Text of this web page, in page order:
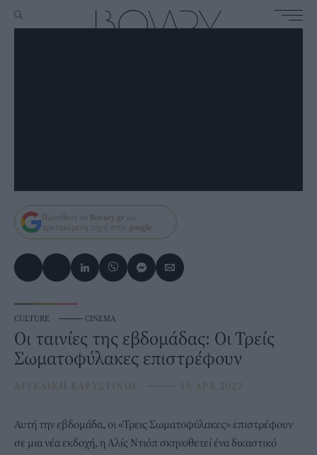
Πρόσθεσε το Bovary.gr ως
προτιμώμενη πηγή στην google
CULTURE ⸻ CINEMA
Οι ταινίες της εβδομάδας: Οι Τρείς
Σωματοφύλακες επιστρέφουν
ΑΓΓΕΛΙΚΗ ΚΑΡΥΣΤΙΝΟΥ ⸻ 19 APR 2023
Αυτή την εβδομάδα, οι «Τρεις Σωματοφύλακες» επιστρέφουν
σε μια νέα εκδοχή, η Αλίς Ντιόπ σκηνοθετεί ένα δικαστικό